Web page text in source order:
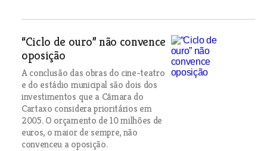
“Ciclo de ouro” não convence
oposição
A conclusão das obras do cine-teatro
e do estádio municipal são dois dos
investimentos que a Câmara do
Cartaxo considera prioritários em
2005. O orçamento de 10 milhões de
euros, o maior de sempre, não
convenceu a oposição.